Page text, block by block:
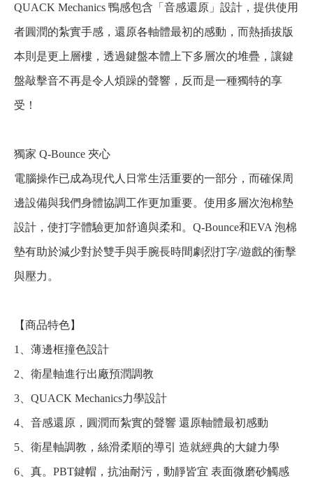
QUACK Mechanics 鴨感包含「音感還原」設計，提供使用
者圓潤的紮實手感，還原各軸體最初的感動，而熱插拔版
本則是更上層樓，透過鍵盤本體上下多層次的堆疊，讓鍵
盤敲擊音不再是令人煩躁的聲響，反而是一種獨特的享
受！
獨家 Q-Bounce 夾心
電腦操作已成為現代人日常生活重要的一部分，而確保周
邊設備與我們身體協調工作更加重要。使用多層次泡棉墊
設計，使打字體驗更加舒適與柔和。Q-Bounce和EVA 泡棉
墊有助於減少對於雙手與手腕長時間劇烈打字/遊戲的衝擊
與壓力。
【商品特色】
1、薄邊框撞色設計
2、衛星軸進行出廠預潤調教
3、QUACK Mechanics力學設計
4、音感還原，圓潤而紮實的聲響 還原軸體最初感動
5、衛星軸調教，絲滑柔順的導引 造就經典的大鍵力學
6、真。PBT鍵帽，抗油耐污，動靜皆宜 表面微磨砂觸感